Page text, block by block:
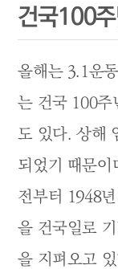
건국100
올해는 3.1운
는 건국 100주
도 있다. 상해
되었기 때문이
전부터 1948
을 건국일로
을 지펴오고